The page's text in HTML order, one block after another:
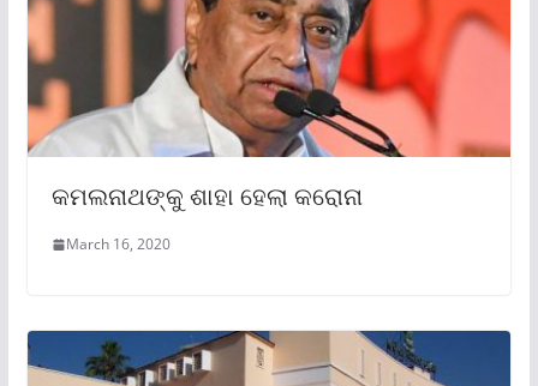
କମଲନାଥଙ୍କୁ ଶାହା ହେଲା କରୋନା
March 16, 2020